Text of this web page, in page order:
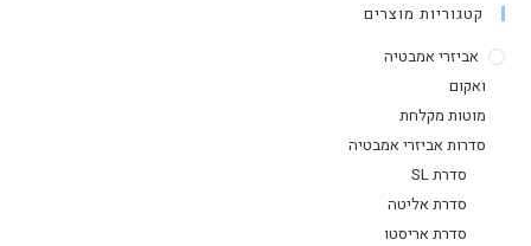
קטגוריות מוצרים
אביזרי אמבטיה
ואקום
מוטות מקלחת
סדרות אביזרי אמבטיה
סדרת SL
סדרת אליטה
סדרת אריסטו